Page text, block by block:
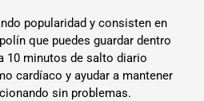
popularidad y consisten en
que puedes guardar dentro
10 minutos de salto diario
cardíaco y ayudar a mantener
sin problemas.